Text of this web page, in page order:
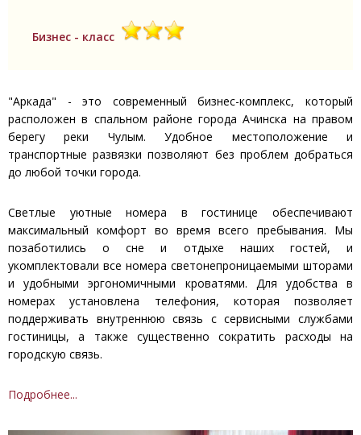
Бизнес - класс
"Аркада" - это современный бизнес-комплекс, который
расположен в спальном районе города Ачинска на правом
берегу реки Чулым. Удобное местоположение и
транспортные развязки позволяют без проблем добраться
до любой точки города.
Светлые уютные номера в гостинице обеспечивают
максимальный комфорт во время всего пребывания. Мы
позаботились о сне и отдыхе наших гостей, и
укомплектовали все номера светонепроницаемыми шторами
и удобными эргономичными кроватями. Для удобства в
номерах установлена телефония, которая позволяет
поддерживать внутреннюю связь с сервисными службами
гостиницы, а также существенно сократить расходы на
городскую связь.
Подробнее...